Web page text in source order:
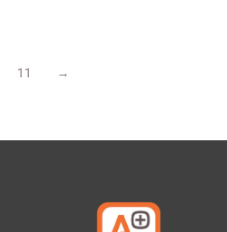
11 →